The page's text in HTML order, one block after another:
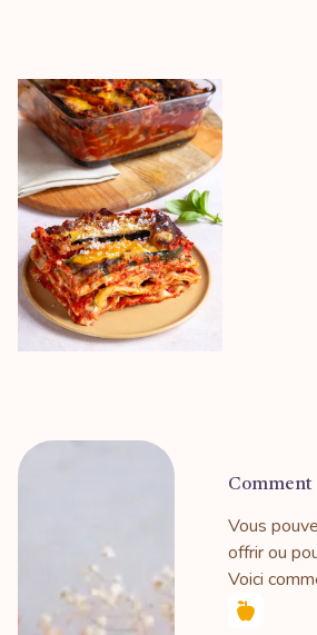
Comment
Vous
offrir ou
Voici